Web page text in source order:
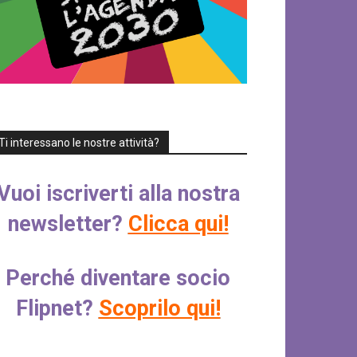
interessano le nostre attività?
iscriverti alla nostra
newsletter? Clicca qui!
Perché diventare socio
Flipnet? Scoprilo qui!